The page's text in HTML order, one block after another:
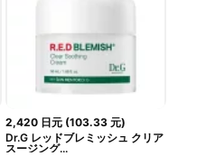
2,420 日元 (103.33 元)
Dr.G レッドブレミッシュ クリア
スージング...